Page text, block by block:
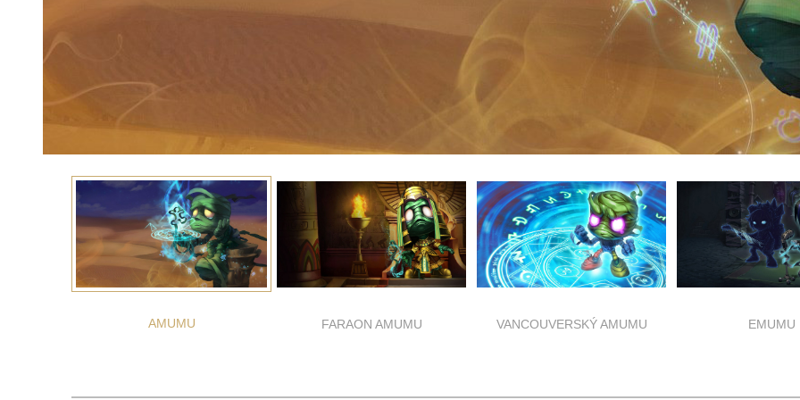
AMUMU FARAON AMUMU VANCOUVERSKÝ AMUMU EMUMU